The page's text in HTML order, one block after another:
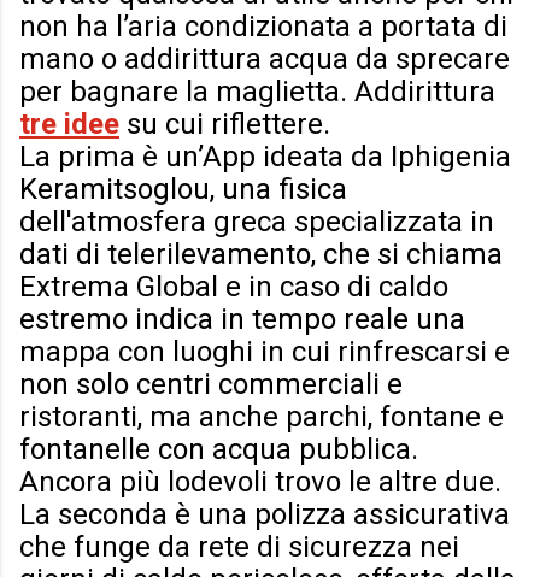
non ha l’aria condizionata a portata di
mano o addirittura acqua da sprecare
per bagnare la maglietta. Addirittura
tre idee su cui riflettere.
La prima è un’App ideata da Iphigenia
Keramitsoglou, una fisica
dell'atmosfera greca specializzata in
dati di telerilevamento, che si chiama
Extrema Global e in caso di caldo
estremo indica in tempo reale una
mappa con luoghi in cui rinfrescarsi e
non solo centri commerciali e
ristoranti, ma anche parchi, fontane e
fontanelle con acqua pubblica.
Ancora più lodevoli trovo le altre due.
La seconda è una polizza assicurativa
che funge da rete di sicurezza nei